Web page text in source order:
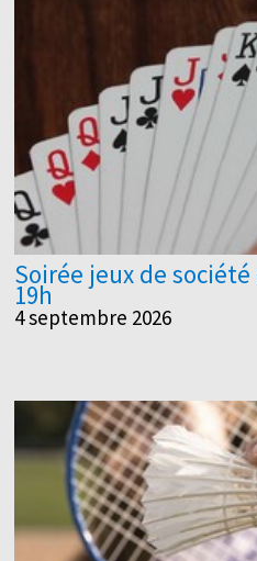
Soirée jeux de société
19h
4 septembre 2026